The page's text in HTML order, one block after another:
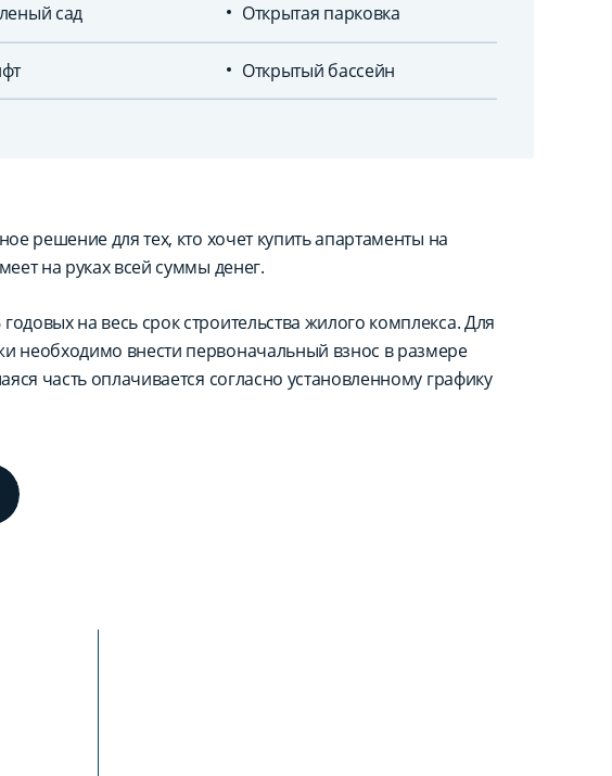
сад Открытая парковка
Открытый бассейн
решение для тех, кто хочет купить апартаменты на
на руках всей суммы денег.
на весь срок строительства жилого комплекса. Для
необходимо внести первоначальный взнос в размере
часть оплачивается согласно установленному графику